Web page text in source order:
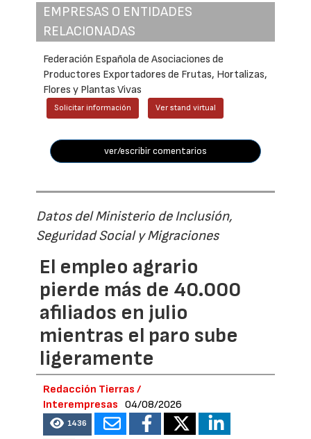
EMPRESAS O ENTIDADES
RELACIONADAS
Federación Española de Asociaciones de
Productores Exportadores de Frutas, Hortalizas,
Flores y Plantas Vivas
Solicitar información Ver stand virtual
ver/escribir comentarios
Datos del Ministerio de Inclusión,
Seguridad Social y Migraciones
El empleo agrario
pierde más de 40.000
afiliados en julio
mientras el paro sube
ligeramente
Redacción Tierras /
Interempresas
04/08/2026
1436